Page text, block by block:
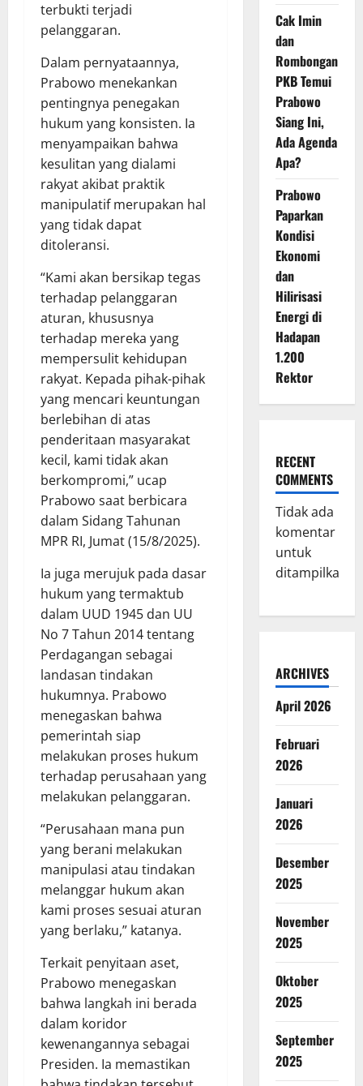
terbukti terjadi
pelanggaran.
Dalam pernyataannya,
Prabowo menekankan
pentingnya penegakan
hukum yang konsisten. Ia
menyampaikan bahwa
kesulitan yang dialami
rakyat akibat praktik
manipulatif merupakan hal
yang tidak dapat
ditoleransi.
“Kami akan bersikap tegas
terhadap pelanggaran
aturan, khususnya
terhadap mereka yang
mempersulit kehidupan
rakyat. Kepada pihak-pihak
yang mencari keuntungan
berlebihan di atas
penderitaan masyarakat
kecil, kami tidak akan
berkompromi,” ucap
Prabowo saat berbicara
dalam Sidang Tahunan
MPR RI, Jumat (15/8/2025).
Ia juga merujuk pada dasar
hukum yang termaktub
dalam UUD 1945 dan UU
No 7 Tahun 2014 tentang
Perdagangan sebagai
landasan tindakan
hukumnya. Prabowo
menegaskan bahwa
pemerintah siap
melakukan proses hukum
terhadap perusahaan yang
melakukan pelanggaran.
“Perusahaan mana pun
yang berani melakukan
manipulasi atau tindakan
melanggar hukum akan
kami proses sesuai aturan
yang berlaku,” katanya.
Terkait penyitaan aset,
Prabowo menegaskan
bahwa langkah ini berada
dalam koridor
kewenangannya sebagai
Presiden. Ia memastikan
Cak Imin
dan
Rombongan
PKB Temui
Prabowo
Siang Ini,
Ada Agenda
Apa?
Prabowo
Paparkan
Kondisi
Ekonomi
dan
Hilirisasi
Energi di
Hadapan
1.200
Rektor
RECENT
COMMENTS
Tidak ada
komentar
untuk
ditampilkan.
ARCHIVES
April 2026
Februari
2026
Januari
2026
Desember
2025
November
2025
Oktober
2025
September
2025